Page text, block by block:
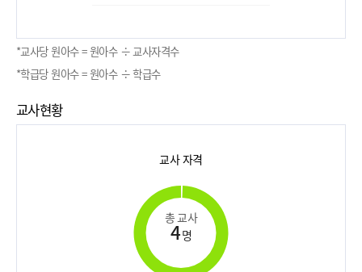
*교사당 원아수 = 원아수 ÷ 교사자격수
*학급당 원아수 = 원아수 ÷ 학급수
교사현황
교사 자격
총 교사
4명